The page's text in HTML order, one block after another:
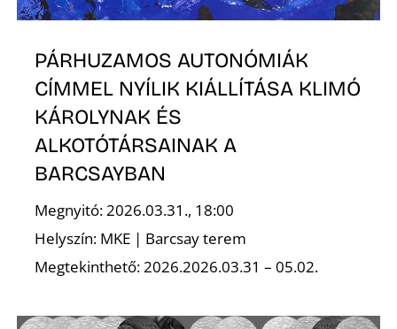
PÁRHUZAMOS AUTONÓMIÁK
CÍMMEL NYÍLIK KIÁLLÍTÁSA KLIMÓ
KÁROLYNAK ÉS
ALKOTÓTÁRSAINAK A
BARCSAYBAN
Megnyitó: 2026.03.31., 18:00
Helyszín: MKE | Barcsay terem
Megtekinthető: 2026.2026.03.31 – 05.02.